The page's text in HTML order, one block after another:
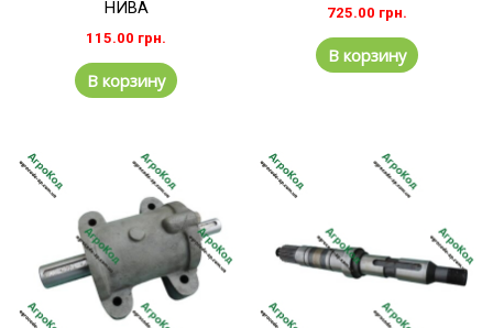
НИВА
115.00 грн.
В корзину
725.00 грн.
В корзину